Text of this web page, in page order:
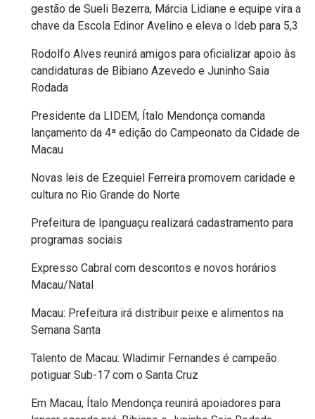
DE
EMANCIPAÇÃO
MACAU
POLÍTICA
EMPREENDIMENTO
ENTREVISTA
EVENTOS
FAKE
NEWS
gestão de Sueli Bezerra, Márcia Lidiane e equipe vira a
chave da Escola Edinor Avelino e eleva o Ideb para 5,3
Rodolfo Alves reunirá amigos para oficializar apoio às
candidaturas de Bibiano Azevedo e Juninho Saia
Rodada
Presidente da LIDEM, Ítalo Mendonça comanda
lançamento da 4ª edição do Campeonato da Cidade de
Macau
Novas leis de Ezequiel Ferreira promovem caridade e
cultura no Rio Grande do Norte
Prefeitura de Ipanguaçu realizará cadastramento para
programas sociais
Expresso Cabral com descontos e novos horários
Macau/Natal
Macau: Prefeitura irá distribuir peixe e alimentos na
Semana Santa
Talento de Macau: Wladimir Fernandes é campeão
potiguar Sub-17 com o Santa Cruz
Em Macau, Ítalo Mendonça reunirá apoiadores para